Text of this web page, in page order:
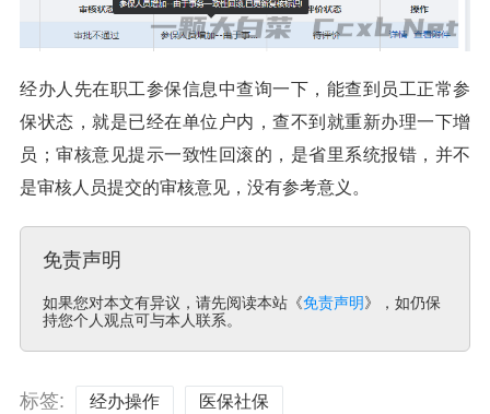
经办人先在职工参保信息中查询一下，能查到员工正常参
保状态，就是已经在单位户内，查不到就重新办理一下增
员；审核意见提示一致性回滚的，是省里系统报错，并不
是审核人员提交的审核意见，没有参考意义。
免责声明
如果您对本文有异议，请先阅读本站《免责声明》，如仍保
持您个人观点可与本人联系。
标签: 经办操作 医保社保